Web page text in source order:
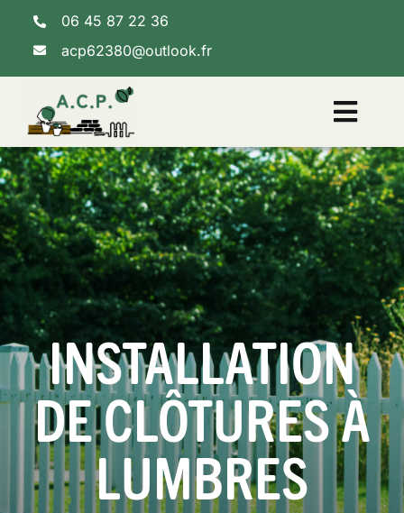
content
06 45 87 22 36
acp62380@outlook.fr
Accueil
Nos services
INSTALLATION
DE CLÔTURES À
LUMBRES